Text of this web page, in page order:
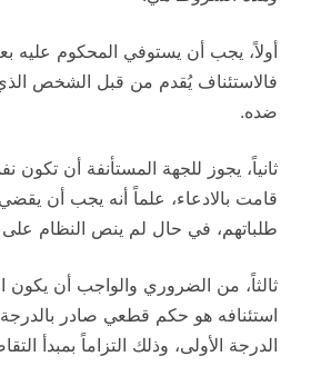
أولاً، يجب أن يستوفي المحكوم عليه
فالاستئناف يُقدم من قبل الشخص
ضده.
ثانياً، يجوز للجهة المستأنفة أن تكون
قامت بالادعاء، علماً أنه يجب أن
طلباتهم، في حال لم ينص النظام
ثالثاً، من الضروري والواجب أن يكون
استئنافه هو حكم قطعي صادر
الدرجة الأولى، وذلك التزاماً بمبدأ